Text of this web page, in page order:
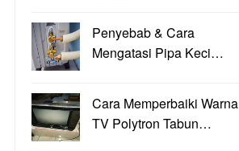
Penyebab & Cara
Mengatasi Pipa Keci…
Cara Memperbaiki Warna
TV Polytron Tabun…